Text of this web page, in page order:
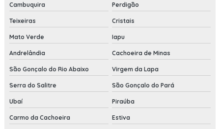
Cambuquira Perdigão
Teixeiras Cristais
Mato Verde Iapu
Andrelândia Cachoeira de Minas
São Gonçalo do Rio Abaixo Virgem da Lapa
Serra do Salitre São Gonçalo do Pará
Ubaí Piraúba
Carmo da Cachoeira Estiva